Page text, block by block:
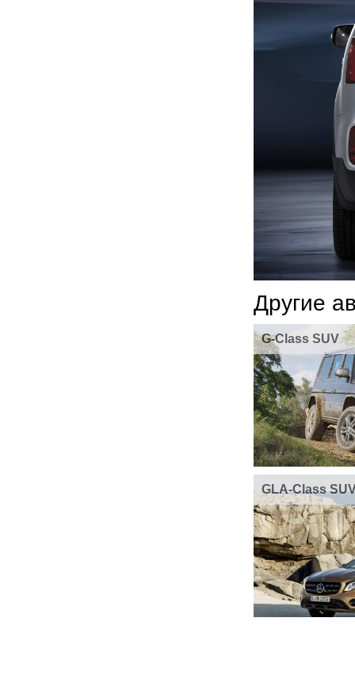
Другие
G-Class SUV
GLA-Class